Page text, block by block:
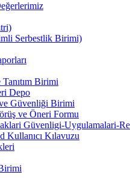
Serbestlik Birimi)
Birimi
Depo
ve Güvenliği Birimi
ve Öneri Formu
Güvenligi-Uygulamalari-
Kullanıcı Kılavuzu